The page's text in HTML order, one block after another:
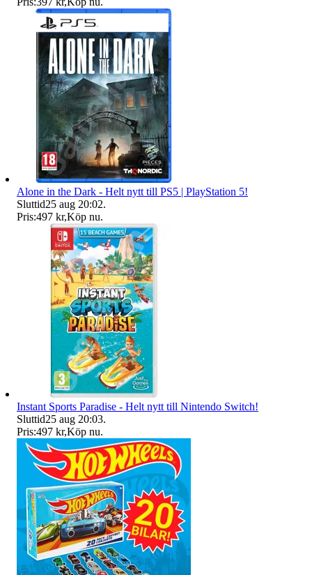
Alone in the Dark - Helt nytt till PS5 | PlayStation 5!
Sluttid25 aug 20:02.
Pris:497 kr,Köp nu.
Instant Sports Paradise - Helt nytt till Nintendo Switch!
Sluttid25 aug 20:03.
Pris:497 kr,Köp nu.